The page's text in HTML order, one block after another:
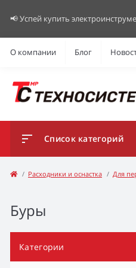
📢 Успей купить
О компании Блог
Список категорий
Расходники и оснастка Для
Буры
Категории